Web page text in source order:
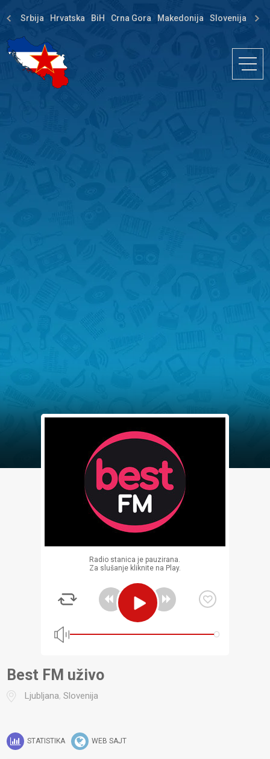
Srbija Hrvatska BiH Crna Gora Makedonija Slovenija
Radio stanica je pauzirana.
Za slušanje kliknite na Play.
Best FM uživo
Ljubljana,Slovenija
STATISTIKA WEB SAJT